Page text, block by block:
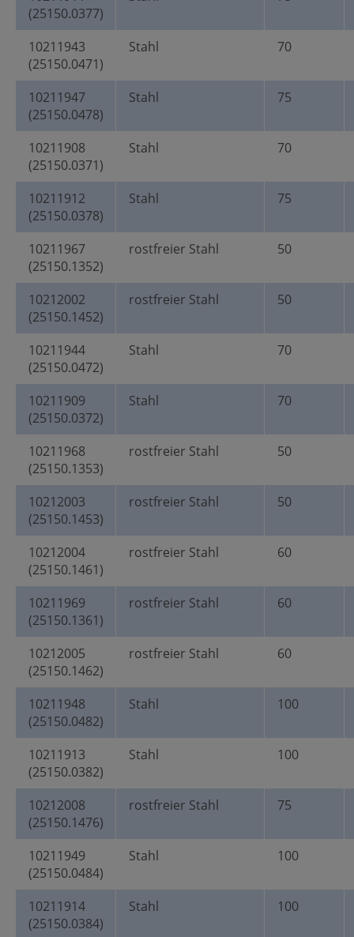
(25150.0377)
10211943
(25150.0471)
Stahl 70
10211947
(25150.0478)
Stahl 75
10211908
(25150.0371)
Stahl 70
10211912
(25150.0378)
Stahl 75
10211967
(25150.1352)
rostfreier Stahl 50
10212002
(25150.1452)
rostfreier Stahl 50
10211944
(25150.0472)
Stahl 70
10211909
(25150.0372)
Stahl 70
10211968
(25150.1353)
rostfreier Stahl 50
10212003
(25150.1453)
rostfreier Stahl 50
10212004
(25150.1461)
rostfreier Stahl 60
10211969
(25150.1361)
rostfreier Stahl 60
10212005
(25150.1462)
rostfreier Stahl 60
10211948
(25150.0482)
Stahl 100
10211913
(25150.0382)
Stahl 100
10212008
(25150.1476)
rostfreier Stahl 75
10211949
(25150.0484)
Stahl 100
10211914
(25150.0384)
Stahl 100